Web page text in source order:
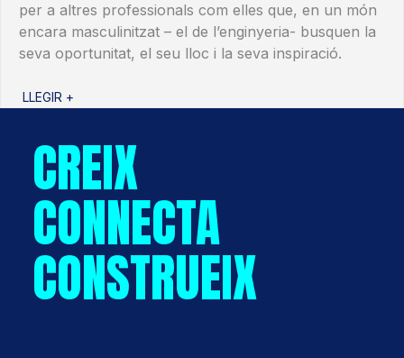
per a altres professionals com elles que, en un món
encara masculinitzat – el de l’enginyeria- busquen la
seva oportunitat, el seu lloc i la seva inspiració.
LLEGIR +
CREIX
CONNECTA
CONSTRUEIX